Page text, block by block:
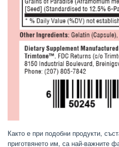
Както е при подобни продукти,
приготвянето им, са най-важните